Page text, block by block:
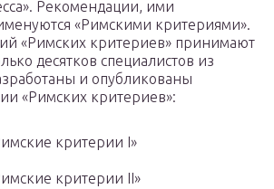
Рекомендации, ими
«Римскими критериями».
«Римских критериев» принимают
десятков специалистов из
и опубликованы
«Римских критериев»:
критерии I»
критерии II»